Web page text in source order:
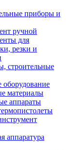
приборы и
ручной
для
резки и
строительные
оборудование
материалы
аппараты
аппаратура